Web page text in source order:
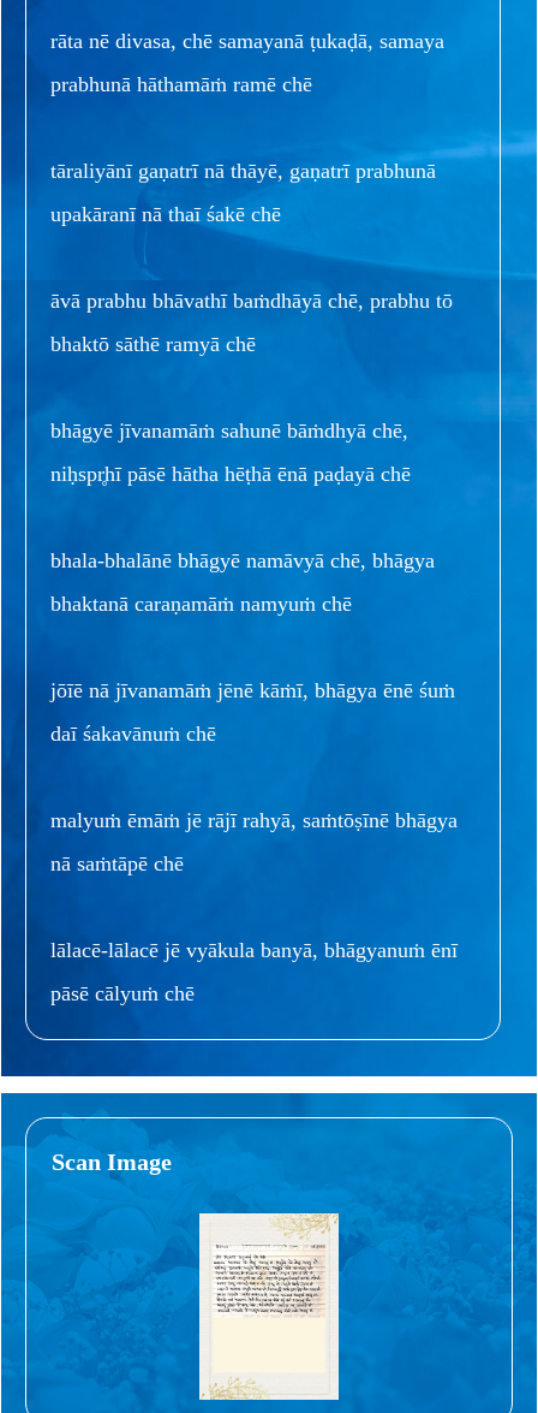
rāta nē divasa, chē samayanā ṭukaḍā, samaya
prabhunā hāthamāṁ ramē chē
tāraliyānī gaṇatrī nā thāyē, gaṇatrī prabhunā
upakāranī nā thaī śakē chē
āvā prabhu bhāvathī baṁdhāyā chē, prabhu tō
bhaktō sāthē ramyā chē
bhāgyē jīvanamāṁ sahunē bāṁdhyā chē,
niḥspr̥hī pāsē hātha hēṭhā ēnā paḍayā chē
bhala-bhalānē bhāgyē namāvyā chē, bhāgya
bhaktanā caraṇamāṁ namyuṁ chē
jōīē nā jīvanamāṁ jēnē kāṁī, bhāgya ēnē śuṁ
daī śakavānuṁ chē
malyuṁ ēmāṁ jē rājī rahyā, saṁtōṣīnē bhāgya
nā saṁtāpē chē
lālacē-lālacē jē vyākula banyā, bhāgyanuṁ ēnī
pāsē cālyuṁ chē
Scan Image